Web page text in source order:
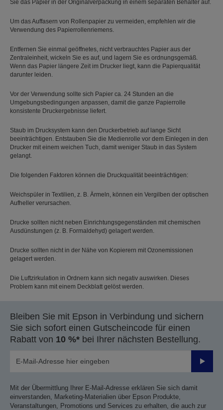
Sie das Papier in der Originalverpackung in einem separaten Behälter auf.
Um das Auffasern von Rollenpapier zu vermeiden, empfehlen wir die
Verwendung des Papierrollenriemens.
Entfernen Sie einmal geöffnetes, nicht verbrauchtes Papier aus der
Zentraleinheit, wickeln Sie es auf, und lagern Sie es ordnungsgemäß.
Wenn das Papier längere Zeit im Drucker liegt, kann die Papierqualität
darunter leiden.
Vor der Verwendung sollte sich Papier ca. 24 Stunden an die
Umgebungsbedingungen anpassen, damit die ganze Papierrolle
konsistente Druckergebnisse liefert.
Staub im Drucksystem kann den Druckerbetrieb auf lange Sicht
beeinträchtigen. Entstauben Sie die Medienrolle vor dem Einlegen in den
Drucker mit einem weichen Tuch, damit weniger Staub in das System
gelangt.
Die folgenden Faktoren können die Druckqualität beeinträchtigen:
Weichspüler in Textilien, z. B. Ärmeln, können ein Vergilben der optischen
Aufheller verursachen.
Drucke sollten nicht neben Einrichtungsgegenständen mit chemischen
Ausdünstungen (z. B. Formaldehyd) gelagert werden.
Drucke sollten nicht in der Nähe von Kopierern mit Ozonemissionen
gelagert werden.
Die Luftzirkulation in Ordnern kann sich negativ auswirken. Dieses
Problem kann mit einem Deckblatt gelöst werden.
Bleiben Sie mit Epson in Verbindung und sichern
Sie sich sofort einen Gutscheincode für einen
Rabatt von 10 %* bei Ihrer nächsten Bestellung.
Mit der Übermittlung Ihrer E-Mail-Adresse erklären Sie sich damit
einverstanden, Marketing-Materialien über Epson Produkte,
Veranstaltungen, Promotions und Services zu erhalten, die auch zur